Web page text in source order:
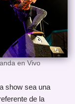
en Vivo
show sea una
de la